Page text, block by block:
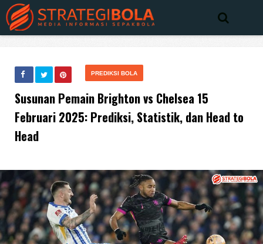
PREDIKSI BOLA
Susunan Pemain Brighton vs Chelsea 15
Februari 2025: Prediksi, Statistik, dan Head to
Head